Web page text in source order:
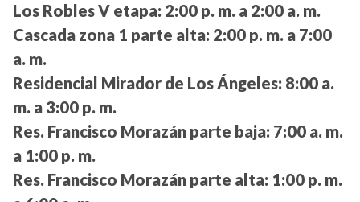
Los Robles V etapa: 2:00 p. m. a 2:00 a. m.
Cascada zona 1 parte alta: 2:00 p. m. a 7:00
a. m.
Residencial Mirador de Los Ángeles: 8:00 a.
m. a 3:00 p. m.
Res. Francisco Morazán parte baja: 7:00 a. m.
a 1:00 p. m.
Res. Francisco Morazán parte alta: 1:00 p. m.